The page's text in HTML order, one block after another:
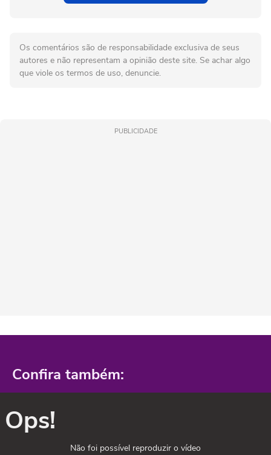
Os comentários são de responsabilidade exclusiva de seus
autores e não representam a opinião deste site. Se achar algo
que viole os termos de uso, denuncie.
PUBLICIDADE
Confira também:
Ops!
Não foi possível reproduzir o vídeo